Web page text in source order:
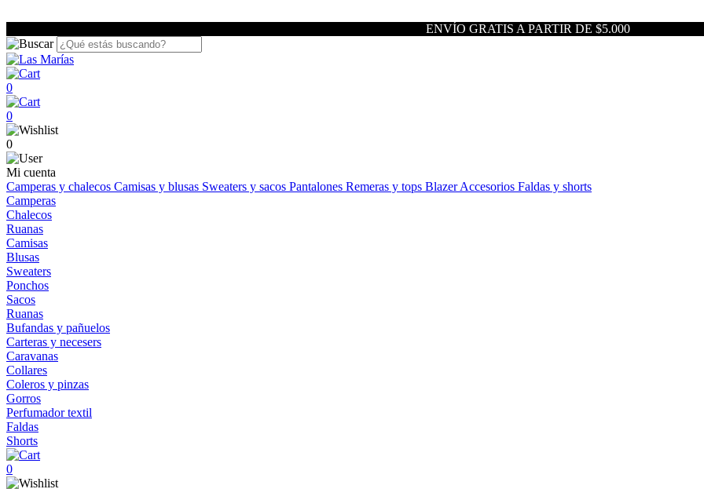
ENVÍO GRATIS A PARTIR DE $5.000
0
0
0
Mi cuenta
Camperas y chalecos Camisas y blusas Sweaters y sacos Pantalones Remeras y tops BlazerAccesorios Faldas y shorts
Camperas
Chalecos
Ruanas
Camisas
Blusas
Sweaters
Ponchos
Sacos
Ruanas
Bufandas y pañuelos
Carteras y necesers
Caravanas
Collares
Coleros y pinzas
Gorros
Perfumador textil
Faldas
Shorts
0